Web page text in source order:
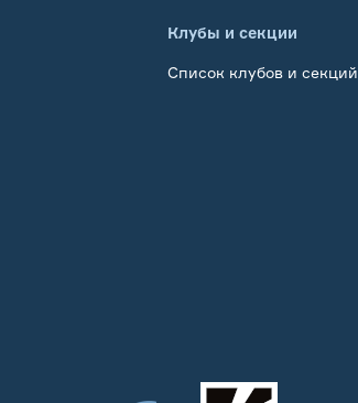
Клубы и секции
Список клубов и секций